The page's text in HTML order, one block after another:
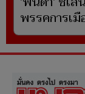
พรรคการเมื